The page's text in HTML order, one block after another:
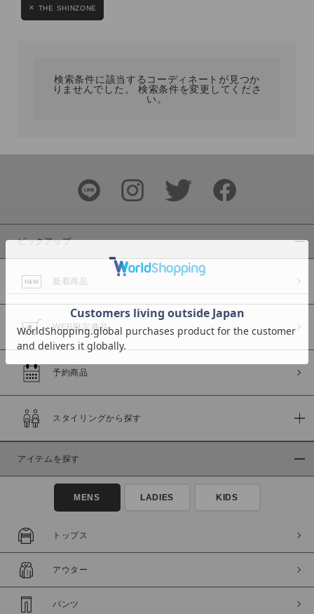
価格
商品タイプ
通常商品
在庫
在庫あり 在庫なし含む
THE SHINZONE
検索条件に該当するコーディネートが見つか
りませんでした。 検索条件を変更してくださ
い。
ピックアップ
新着商品
WEB限定商品
予約商品
スタイリングから探す
アイテムを探す
MENS LADIES KIDS
トップス
アウター
パンツ